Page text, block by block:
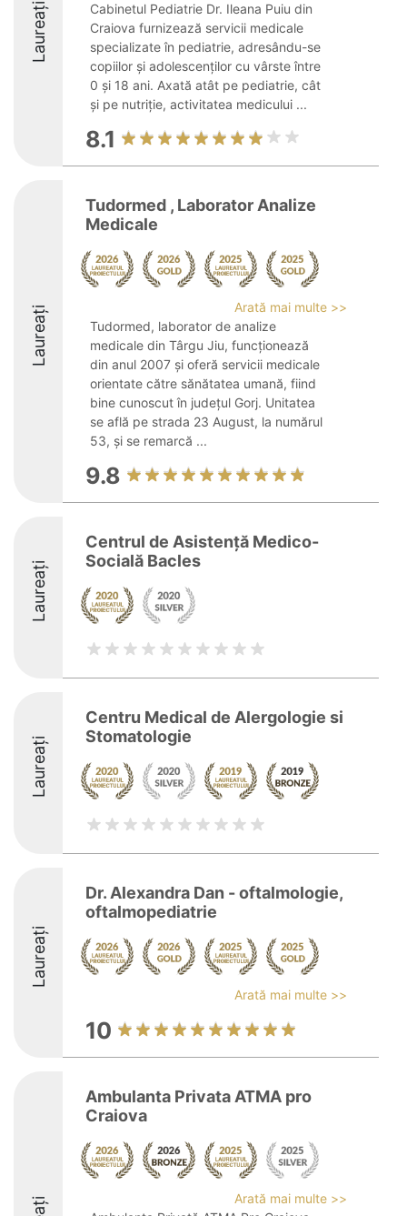
Laureați
Cabinetul Pediatrie Dr. Ileana Puiu din
Craiova furnizează servicii medicale
specializate în pediatrie, adresându-se
copiilor și adolescenților cu vârste între
0 și 18 ani. Axată atât pe pediatrie, cât
și pe nutriție, activitatea medicului ...
8.1
Laureați
Tudormed , Laborator Analize
Medicale
Arată mai multe >>
Tudormed, laborator de analize
medicale din Târgu Jiu, funcționează
din anul 2007 și oferă servicii medicale
orientate către sănătatea umană, fiind
bine cunoscut în județul Gorj. Unitatea
se află pe strada 23 August, la numărul
53, și se remarcă ...
9.8
Laureați
Centrul de Asistență Medico-
Socială Bacles
Laureați
Centru Medical de Alergologie si
Stomatologie
Laureați
Dr. Alexandra Dan - oftalmologie,
oftalmopediatrie
Arată mai multe >>
10
Ambulanta Privata ATMA pro
Craiova
Arată mai multe >>